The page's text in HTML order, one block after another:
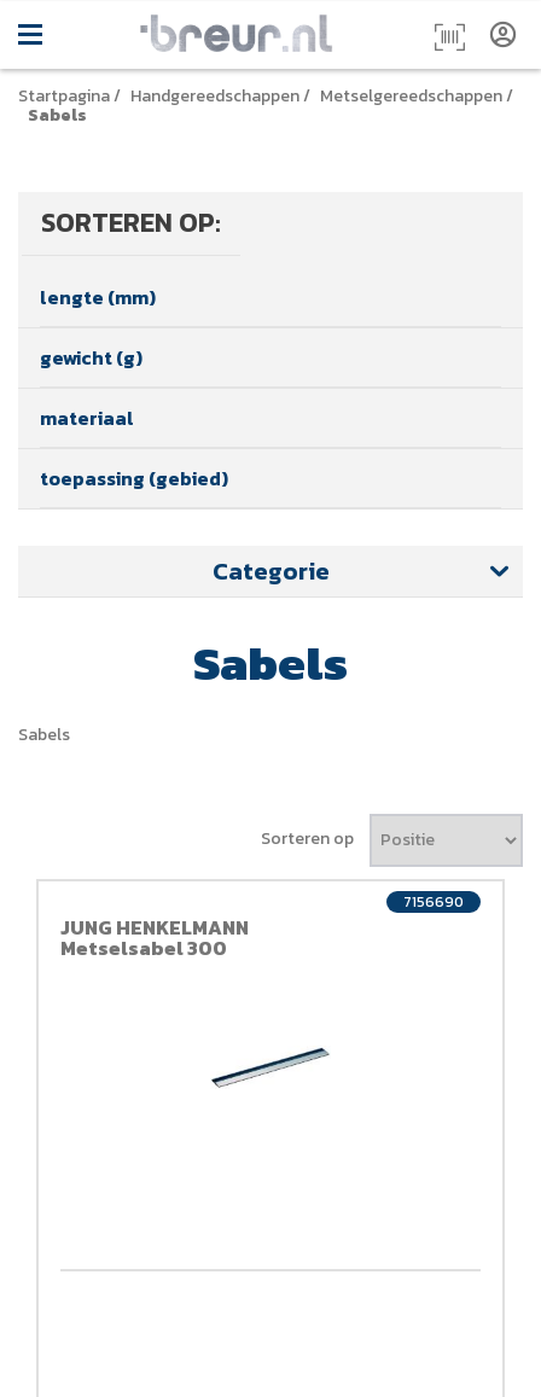
Startpagina/ Handgereedschappen/ Metselgereedschappen/
Sabels
SORTEREN OP:
lengte (mm)
gewicht (g)
materiaal
toepassing (gebied)
Categorie
Sabels
Sabels
Sorteren op
JUNG HENKELMANN
Metselsabel 300
7156690